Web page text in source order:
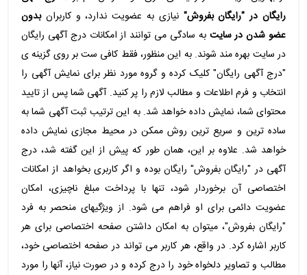
رایگان در "رایگان بفروش"نیازی به عضویت ندارد، و کاربرانبدون
عضو شدن در سایت به سادگی می توانند از امکانات درج آگهی رایگان
در سایت بهره مند شوند. به این منظور، فقط کافی ست بر روی گزینه ی
"درج آگهی رایگان" کلیک کرده و گروه مورد نظر برای نمایش آگهی را
انتخاب و فرم اطلاعات و مطالب لازم را پر کنید. آگهی شما پس از تایید
محتوای شما، نمایش داده خواهد شد. به این ترتیب ثبت آگهی شما به
ساده ترین و سریع ترین روش ممکن در محیط مجازی نمایش داده
خواهد شد. علاوه بر این، همان طور که پیش از این گفته شد، درج
آگهی در "رایگان بفروش" رایگان بوده و اگر کاربری بخواهد از امکانات
اختصاصی آن برخوردار شود، تنها با پرداخت مبلغ ناچیزی، امکان
عضویت دائمی برای او فراهم می شود. از ویژگیهای منحصر به فرد
"رایگان بفروش"، میتوان به امکان داشتن صفحه اختصاصی برای هر
کاربر اشاره کرد. در واقع، هر کاربر می تواند در صفحه اختصاصی خود،
مطالب و تصاویر دلخواه خود را درج کرده و در صورت نیاز، آنها را مورد